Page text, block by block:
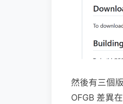
然後有三個
OFGB 差異